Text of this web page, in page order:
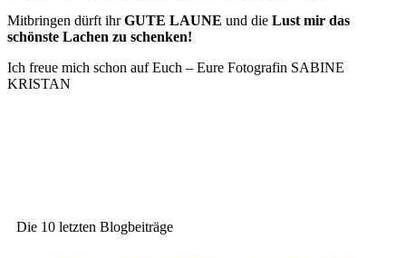
Mitbringen dürft ihrGUTE LAUNE und die Lust mir das
schönste Lachen zu schenken!
Ich freue mich schon auf Euch – Eure Fotografin SABINE
KRISTAN
Die 10 letzten Blogbeiträge